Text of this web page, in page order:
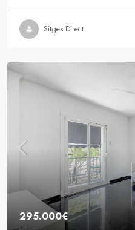
Sitges Direct
295.000€